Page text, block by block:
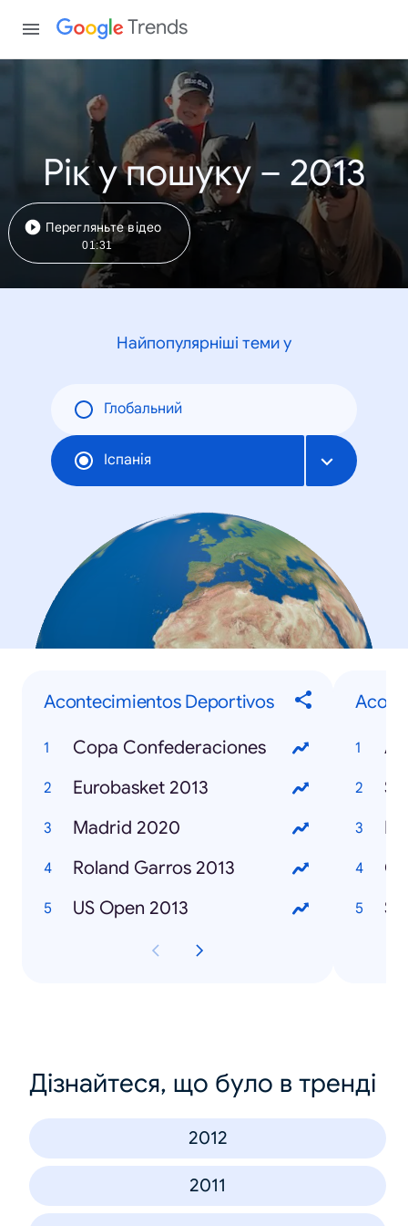
Trends
Рік у пошуку – 2013
Перегляньте відео
01:31
Найпопулярніші теми у
Глобальний
Іспанія
Acontecimientos Deportivos
Copa Confederaciones
Eurobasket 2013
Madrid 2020
Roland Garros 2013
US Open 2013
Дізнайтеся, що було в тренді
2012
2011